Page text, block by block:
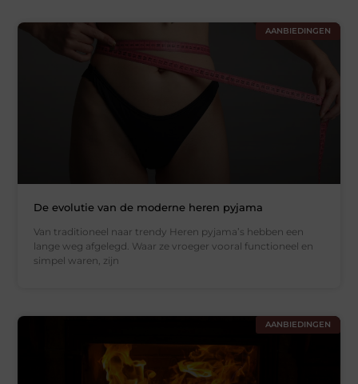
AANBIEDINGEN
De evolutie van de moderne heren pyjama
Van traditioneel naar trendy Heren pyjama’s hebben een
lange weg afgelegd. Waar ze vroeger vooral functioneel en
simpel waren, zijn
AANBIEDINGEN